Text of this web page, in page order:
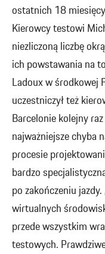
ostatnich 18
Kierowcy testowi
niezliczoną liczbę
ich powstawania na
Ladoux w środkowej
uczestniczył też
Barcelonie kolejny
najważniejsze chyba
procesie
bardzo
po zakończeniu
wirtualnych
przede wszystkim
testowych.